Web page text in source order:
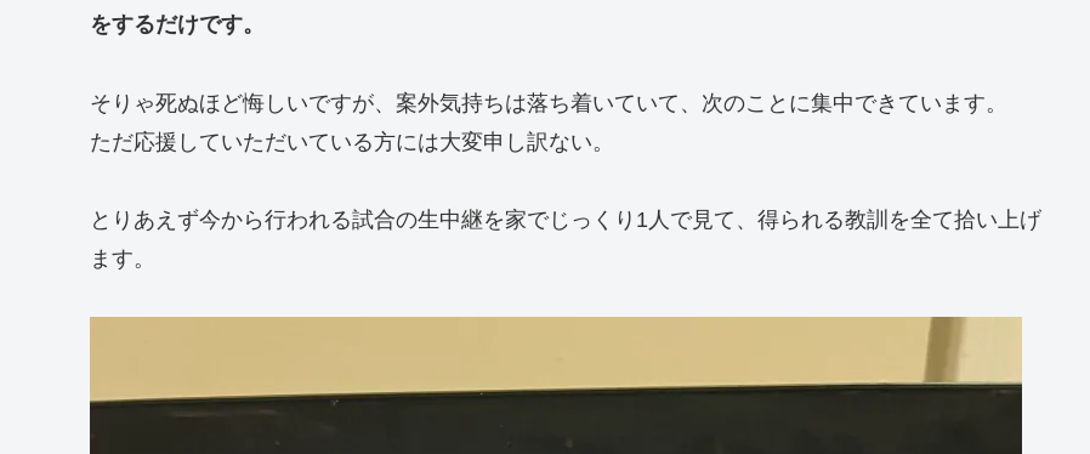
をするだけです。
そりゃ死ぬほど悔しいですが、案外気持ちは落ち着いていて、次のことに集中できています。
ただ応援していただいている方には大変申し訳ない。
とりあえず今から行われる試合の生中継を家でじっくり1人で見て、得られる教訓を全て拾い上げ
ます。